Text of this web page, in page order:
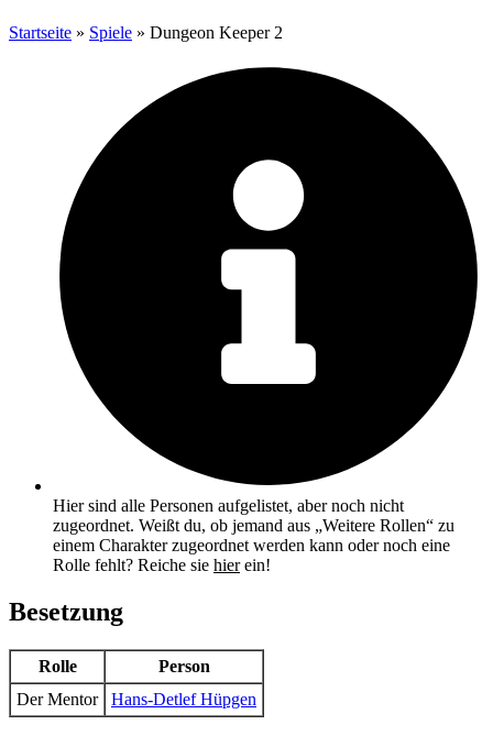
Startseite » Spiele » Dungeon Keeper 2
Hier sind alle Personen aufgelistet, aber noch nicht
zugeordnet. Weißt du, ob jemand aus „Weitere Rollen“ zu
einem Charakter zugeordnet werden kann oder noch eine
Rolle fehlt? Reiche sie hierein!
Besetzung
Rolle
Person
Der Mentor
Hans-Detlef Hüpgen